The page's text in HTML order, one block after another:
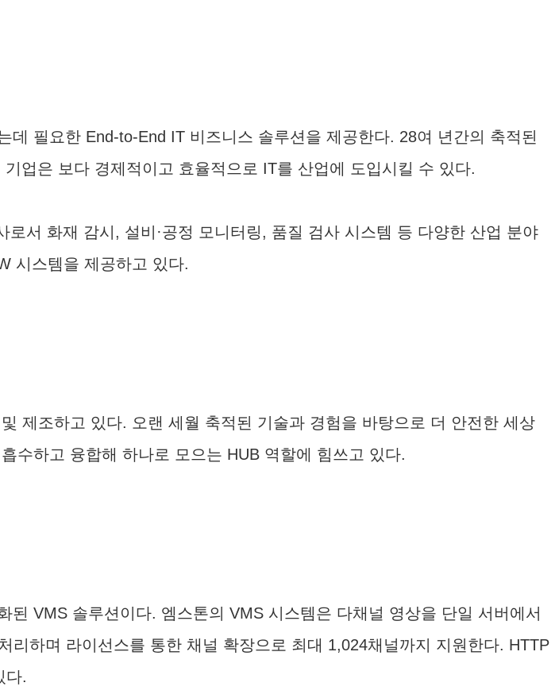
필요한 End-to-End IT 비즈니스 솔루션을 제공한다. 28여 년간의 축적된
업은 보다 경제적이고 효율적으로 IT를 산업에 도입시킬 수 있다.
서 화재 감시, 설비·공정 모니터링, 품질 검사 시스템 등 다양한 산업 분야
시스템을 제공하고 있다.
제조하고 있다. 오랜 세월 축적된 기술과 경험을 바탕으로 더 안전한 세상
수하고 융합해 하나로 모으는 HUB 역할에 힘쓰고 있다.
된 VMS 솔루션이다. 엠스톤의 VMS 시스템은 다채널 영상을 단일 서버에서
하며 라이선스를 통한 채널 확장으로 최대 1,024채널까지 지원한다. HTTP
다.